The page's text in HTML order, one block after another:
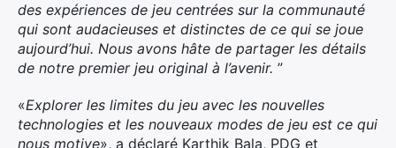
des expériences de jeu centrées sur la communauté
qui sont audacieuses et distinctes de ce qui se joue
aujourd’hui. Nous avons hâte de partager les détails
de notre premier jeu original à l’avenir. ”
«Explorer les limites du jeu avec les nouvelles
technologies et les nouveaux modes de jeu est ce qui
nous motive», a déclaré Karthik Bala, PDG et